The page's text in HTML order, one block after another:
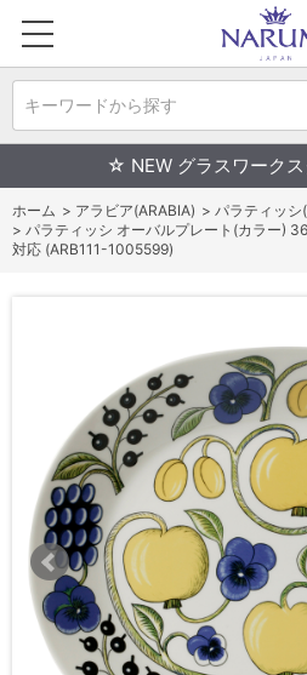
キーワードから探す
☆ NEW グラスワーク
ホーム > アラビア(ARABIA) > パラティッ
> パラティッシ オーバルプレート(カラー)
対応 (ARB111-1005599)